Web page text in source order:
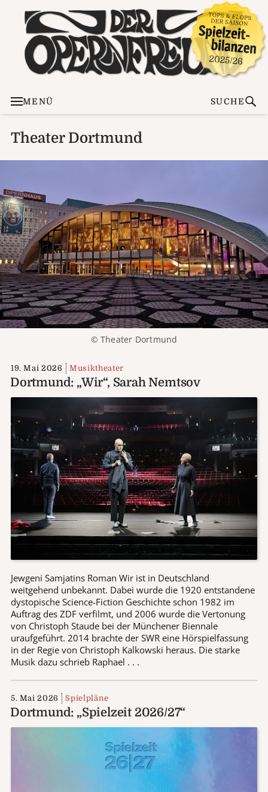
MENÜ SUCHE
Theater Dortmund
© Theater Dortmund
19. Mai 2026 Musiktheater
Dortmund: „Wir“, Sarah Nemtsov
Jewgeni Samjatins Roman Wir ist in Deutschland
weitgehend unbekannt. Dabei wurde die 1920 entstandene
dystopische Science-Fiction Geschichte schon 1982 im
Auftrag des ZDF verfilmt, und 2006 wurde die Vertonung
von Christoph Staude bei der Münchener Biennale
uraufgeführt. 2014 brachte der SWR eine Hörspielfassung
in der Regie von Christoph Kalkowski heraus. Die starke
Musik dazu schrieb Raphael . . .
5. Mai 2026 Spielpläne
Dortmund: „Spielzeit 2026/27“